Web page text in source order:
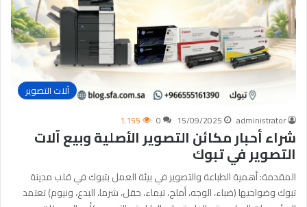
آلات التصوير
administrator
15/09/2025
0 1٬155
شراء أحبار مكائن التصوير الأصلية وبيع آلات
التصوير في تبوك
المقدمة: أهمية الطباعة والتصوير في بيئة العمل بتبوك في قلب مدينة
تبوك وضواحيها (ضباء، الوجه، أملج، تيماء، حقل، شرما، البدع، ونيوم) تعتمد